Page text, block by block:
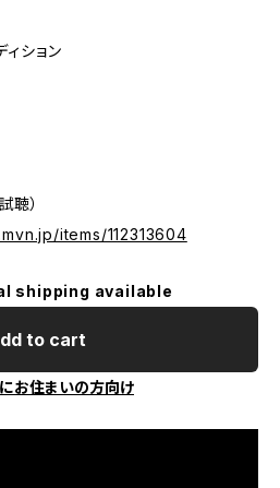
ィション
）
items/112313604
shipping available
to cart
お住まいの方向け